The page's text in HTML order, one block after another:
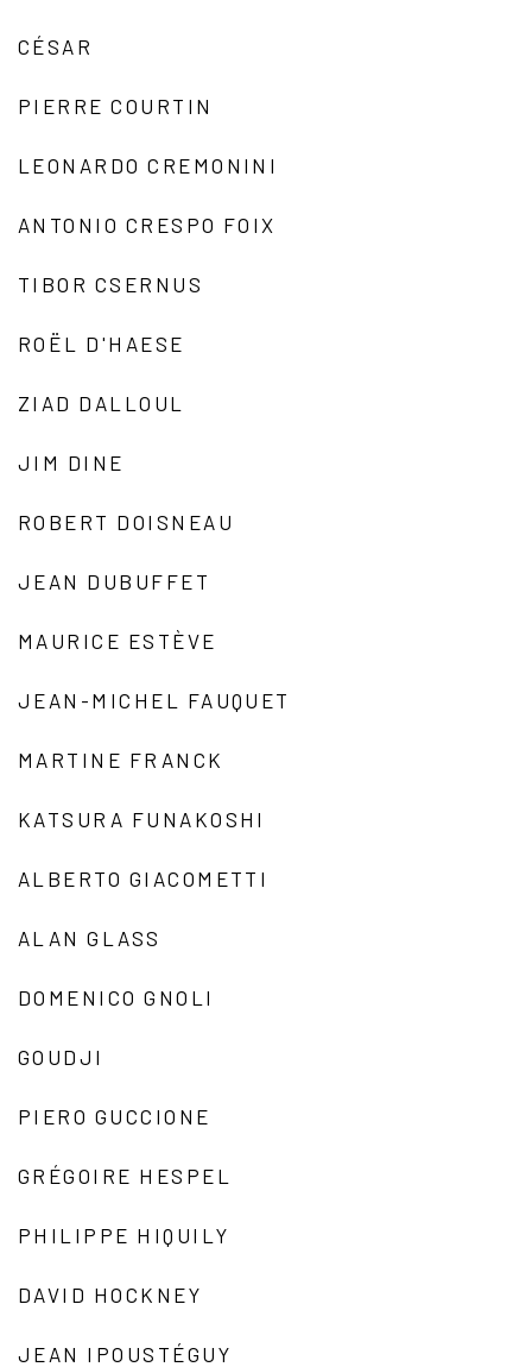
CÉSAR
PIERRE COURTIN
LEONARDO CREMONINI
ANTONIO CRESPO FOIX
TIBOR CSERNUS
ROËL D'HAESE
ZIAD DALLOUL
JIM DINE
ROBERT DOISNEAU
JEAN DUBUFFET
MAURICE ESTÈVE
JEAN-MICHEL FAUQUET
MARTINE FRANCK
KATSURA FUNAKOSHI
ALBERTO GIACOMETTI
ALAN GLASS
DOMENICO GNOLI
GOUDJI
PIERO GUCCIONE
GRÉGOIRE HESPEL
PHILIPPE HIQUILY
DAVID HOCKNEY
JEAN IPOUSTÉGUY